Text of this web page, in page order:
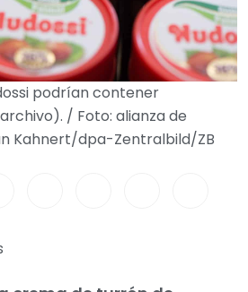
podrían contener
/ Foto: alianza de
Kahnert/dpa-Zentralbild/ZB